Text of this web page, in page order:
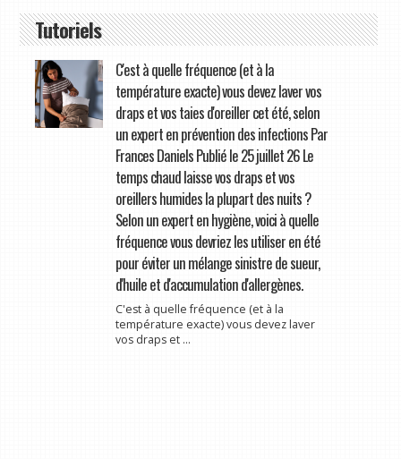
Tutoriels
C'est à quelle fréquence (et à la
température exacte) vous devez laver vos
draps et vos taies d'oreiller cet été, selon
un expert en prévention des infections Par
Frances Daniels Publié le 25 juillet 26 Le
temps chaud laisse vos draps et vos
oreillers humides la plupart des nuits ?
Selon un expert en hygiène, voici à quelle
fréquence vous devriez les utiliser en été
pour éviter un mélange sinistre de sueur,
d'huile et d'accumulation d'allergènes.
C'est à quelle fréquence (et à la
température exacte) vous devez laver
vos draps et ...